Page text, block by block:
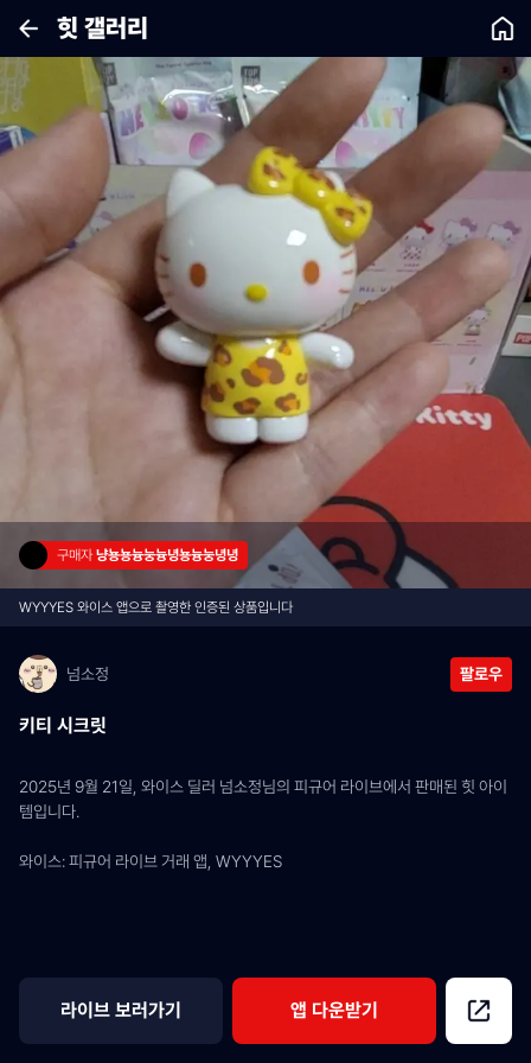
힛 갤러리
구매자 냥뇽뇽늉눙늉녕뇽늉눙녕녕
WYYYES 와이스 앱으로 촬영한 인증된 상품입니다
넘소정 팔로우
키티 시크릿
2025년 9월 21일, 와이스 딜러 넘소정님의 피규어 라이브에서 판매된 힛 아이
템입니다.
와이스: 피규어 라이브 거래 앱, WYYYES
라이브 보러가기 앱 다운받기